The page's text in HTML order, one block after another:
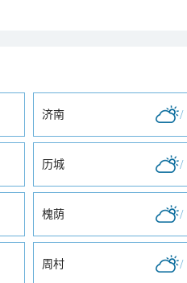
济南 /
历城 /
槐荫 /
周村 /